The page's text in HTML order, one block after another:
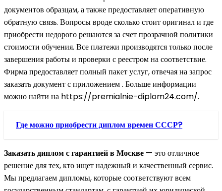
документов образцам, а также предоставляет оперативную
обратную связь. Вопросы вроде сколько стоит оригинал и где
приобрести недорого решаются за счет прозрачной политики
стоимости обучения. Все платежи производятся только после
завершения работы и проверки с реестром на соответствие.
Фирма предоставляет полный пакет услуг, отвечая на запрос
заказать документ с приложением . Больше информации
можно найти на https://premialnie-diplom24.com/.
Где можно приобрести диплом времен СССР?
Заказать диплом с гарантией в Москве — это отличное
решение для тех, кто ищет надежный и качественный сервис.
Мы предлагаем дипломы, которые соответствуют всем